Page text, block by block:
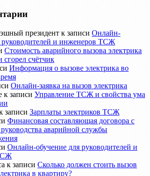
президент к записи Онлайн-
руководителей и инженеров ТСЖ
Стоимость аварийного вызова электрика
сгорел счётчик
Информация о вызове электрика во
Онлайн-заявка на вызов электрика
к записи Управление ТСЖ и свойства ума
записи Зарплаты электриков ТСЖ
Финансовая составляющая договора с
аварийной службы
Онлайн-обучение для руководителей и
к записи Сколько должен стоить вызов
в квартиру?